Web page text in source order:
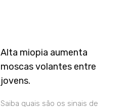
Alta miopia aumenta
moscas volantes entre
jovens.
Saiba quais são os sinais de